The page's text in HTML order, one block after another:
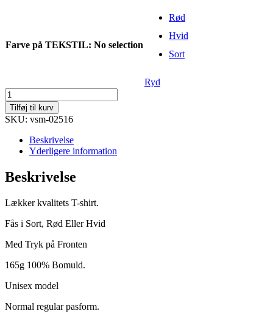
Farve på TEKSTIL: No selection
Rød
Hvid
Sort
Ryd
Danmarks
trøje
antal
Tilføj til kurv
SKU: vsm-02516
Beskrivelse
Yderligere information
Beskrivelse
Lækker kvalitets T-shirt.
Fås i Sort, Rød Eller Hvid
Med Tryk på Fronten
165g 100% Bomuld.
Unisex model
Normal regular pasform.